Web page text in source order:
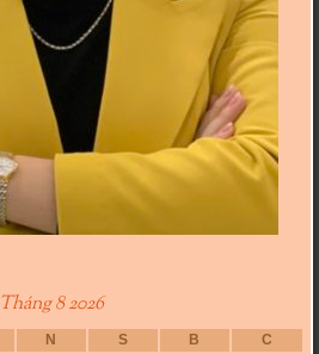
Tháng 8 2026
N S B C